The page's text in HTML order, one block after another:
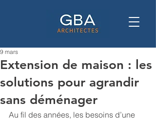
Extension de maison : les
solutions pour agrandir
sans déménager
9 mars
Au fil des années, les besoins d’une